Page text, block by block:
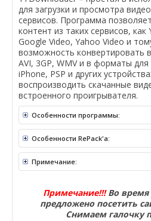
для загрузки и просмотра
сервисов. Программа
контент из таких сервисов,
Google Video, Yahoo Video и
возможность конвертировать
AVI, 3GP, WMV и в форматы
iPhone, PSP и других
воспроизводить скачанные
встроенного проигрывателя.
Особенности программы:
Особенности RePack'a:
Примечание:
Примечание!!!Во время
предложено посетить
Снимаем галочку